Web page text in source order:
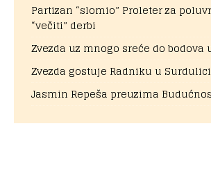
Partizan “slomio” Proleter za
“večiti” derbi
Zvezda uz mnogo sreće do bodova
Zvezda gostuje Radniku u Surdulici
Jasmin Repeša preuzima